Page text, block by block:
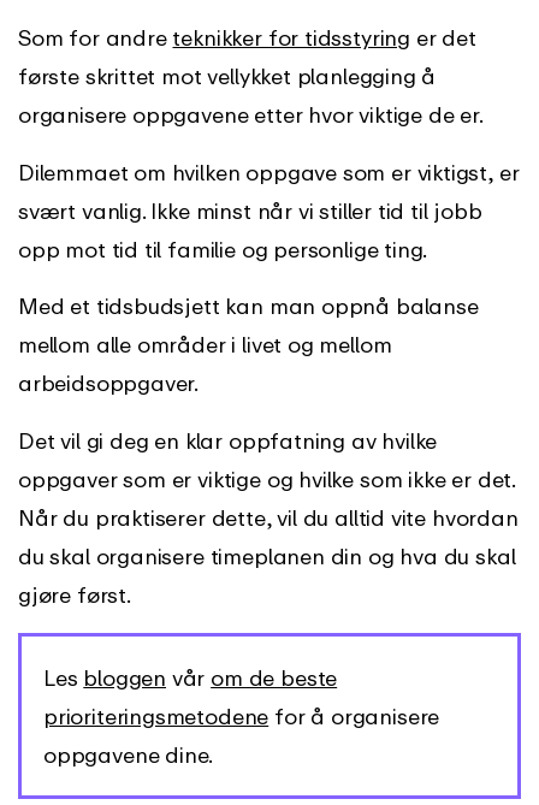
Som for andre teknikker for tidsstyring er det
første skrittet mot vellykket planlegging å
organisere oppgavene etter hvor viktige de er.
Dilemmaet om hvilken oppgave som er viktigst, er
svært vanlig. Ikke minst når vi stiller tid til jobb
opp mot tid til familie og personlige ting.
Med et tidsbudsjett kan man oppnå balanse
mellom alle områder i livet og mellom
arbeidsoppgaver.
Det vil gi deg en klar oppfatning av hvilke
oppgaver som er viktige og hvilke som ikke er det.
Når du praktiserer dette, vil du alltid vite hvordan
du skal organisere timeplanen din og hva du skal
gjøre først.
Les bloggen vår om de beste
prioriteringsmetodene for å organisere
oppgavene dine.